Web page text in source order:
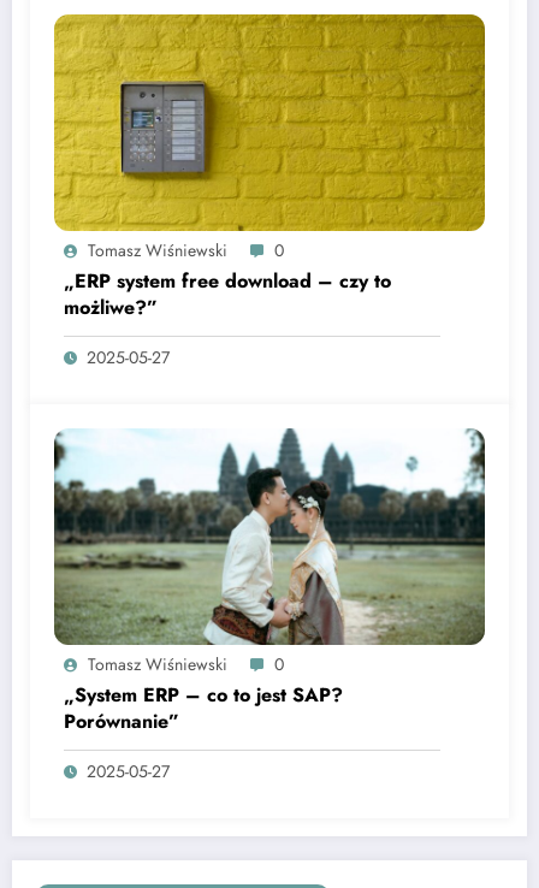
Tomasz Wiśniewski 0
„ERP system free download – czy to
możliwe?”
2025-05-27
Tomasz Wiśniewski 0
„System ERP – co to jest SAP?
Porównanie”
2025-05-27